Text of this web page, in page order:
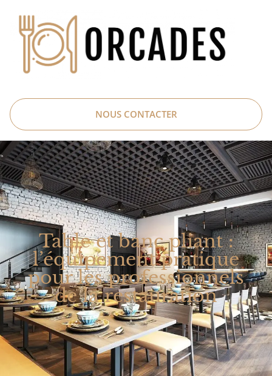
NOUS CONTACTER
Table et banc pliant :
l’équipement pratique
pour les professionnels
de la restauration